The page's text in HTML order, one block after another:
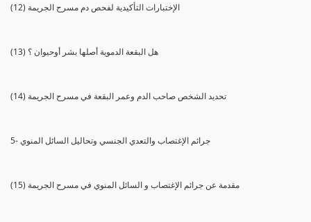
(12) الإختبارات التأكيدية لفحص دم مسرح الجريمة
(13) هل البقعة الدموية أصلها بشر أوحيوان ؟
(14) تحديد الشخص صاحب الدم وعمر البقعة في مسرح الجريمة
5- جرائم الإغتصاب والتعدي الجنسي وتحاليل السائل المنوي
(15) مقدمة عن جرائم الإغتصاب و السائل المنوي في مسرح الجريمة